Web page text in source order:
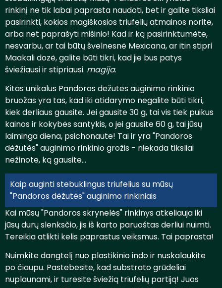
rinkinį ne tik labai paprasta naudoti, bet ir galite tiksliai
pasirinkti, kokios magiškosios triufelių atmainos norite,
arba net paprašyti mišinio! Kad ir ką pasirinktumėte,
nesvarbu, ar tai būtų švelnesnė Mexicana, ar itin stipri
Maakali dozė, galite būti tikri, kad jie bus patys
šviežiausi ir stipriausi. magija.
Kitas unikalus Pandoros dėžutės auginimo rinkinio
bruožas yra tas, kad iki atidarymo negalite būti tikri,
kiek derliaus gausite. Jei gausite 30 g, tai vis tiek puikus
kainos ir kokybės santykis, o jei gausite 60 g, tai jūsų
laiminga diena, psichonaute! Tai ir yra "Pandoros
dėžutės" auginimo rinkinio grožis - niekada tiksliai
nežinote, ką gausite...
Kaip auginti stebuklingus triufelius su mūsų
"Pandoros dėžutės" auginimo rinkiniais
Kai mūsų "Pandoros skrynelės" rinkinys atkeliauja iki
jūsų durų slenksčio, jis iš karto paruoštas derliui nuimti.
Tereikia atlikti kelis paprastus veiksmus. Tai paprasta!
Nuimkite dangtelį nuo plastikinio indo ir nuskalaukite
po čiaupu. Pastebėsite, kad substrato grūdeliai
nuplaunami, ir turėsite šviežią triufelių partiją! Juos